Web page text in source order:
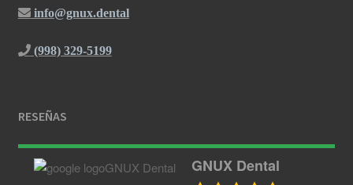
info@gnux.dental
(998) 329-5199
RESEÑAS
GNUX Dental